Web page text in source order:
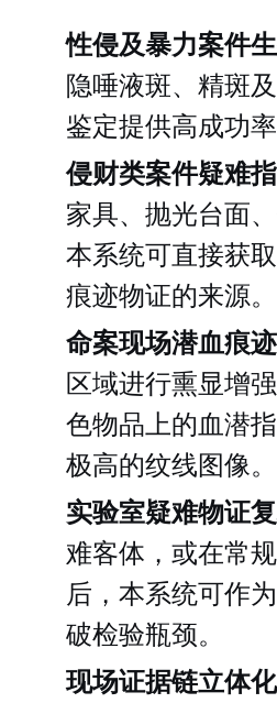
性侵及暴力案件
隐唾液斑、精斑
鉴定提供高成功
侵财类案件疑难
家具、抛光台面
本系统可直接获
痕迹物证的来源。
命案现场潜血痕
区域进行熏显增
色物品上的血潜
极高的纹线图像。
实验室疑难物证
难客体，或在常
后，本系统可作
破检验瓶颈。
现场证据链立体